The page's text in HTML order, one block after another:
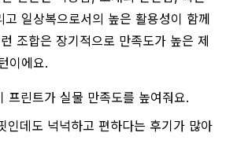
일상복으로서의 높은 활용성이 함께
조합은 장기적으로 만족도가 높은 제
이에요.
프린트가 실물 만족도를 높여줘요.
인데도 넉넉하고 편하다는 후기가 많아